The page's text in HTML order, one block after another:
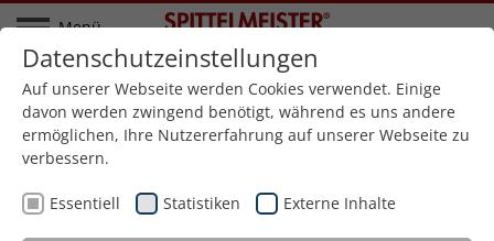
Menü
Startseite Referenzen Geländer Glasgeländer und Lichtdecke
zurück zur Übersicht
Glasgeländer und Lichtdecke,
IHK, Pforzheim
Datenschutzeinstellungen
Auf unserer Webseite werden Cookies verwendet. Einige
davon werden zwingend benötigt, während es uns andere
ermöglichen, Ihre Nutzererfahrung auf unserer Webseite zu
verbessern.
Essentiell Statistiken Externe Inhalte